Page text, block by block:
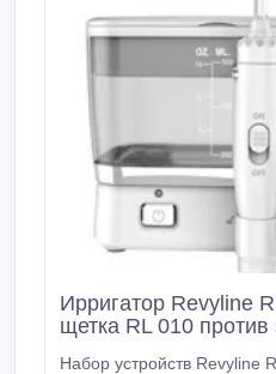
Ирригатор Revyline
щетка RL 010 против
Набор устройств Revyline